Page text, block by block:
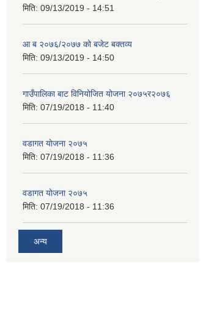
मिति: 09/13/2019 - 14:51
आ ब २०७६/२०७७ को बजेट बक्तव्य
मिति: 09/13/2019 - 14:50
गाउँपालिका बाट विनियोजित योजना २०७५र२०७६
मिति: 07/19/2018 - 11:40
वडागत याेजना २०७५
मिति: 07/19/2018 - 11:36
वडागत याेजना २०७५
मिति: 07/19/2018 - 11:36
अन्य